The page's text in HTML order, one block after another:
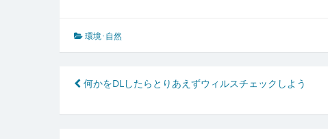
環境･自然
投
稿
何かをDLしたらとりあえずウィルスチェックしよう